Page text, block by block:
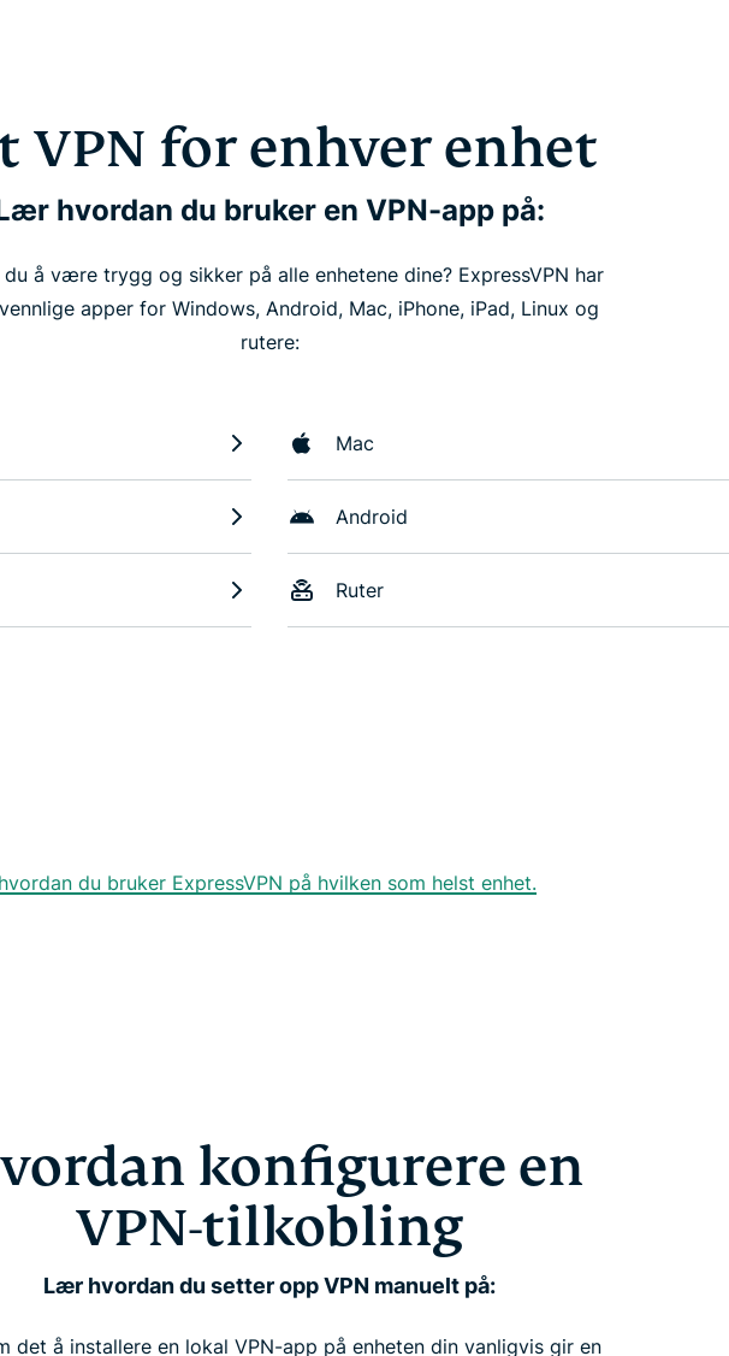
VPN for enhver enhet
hvordan du bruker en VPN-app på:
å være trygg og sikker på alle enhetene dine? ExpressVPN har
apper for Windows, Android, Mac, iPhone, iPad, Linux og
rutere:
Mac
Android
Ruter
du bruker ExpressVPN på hvilken som helst enhet.
konfigurere en
VPN-tilkobling
Lær hvordan du setter opp VPN manuelt på:
det å installere en lokal VPN-app på enheten din vanligvis gir en